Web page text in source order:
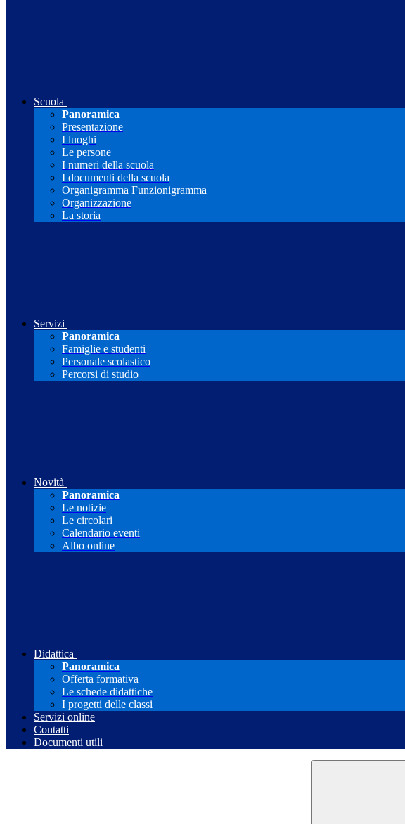
Scuola
Panoramica
Presentazione
I luoghi
Le persone
I numeri della scuola
I documenti della scuola
Organigramma Funzionigramma
Organizzazione
La storia
Servizi
Panoramica
Famiglie e studenti
Personale scolastico
Percorsi di studio
Novità
Panoramica
Le notizie
Le circolari
Calendario eventi
Albo online
Didattica
Panoramica
Offerta formativa
Le schede didattiche
I progetti delle classi
Servizi online
Contatti
Documenti utili